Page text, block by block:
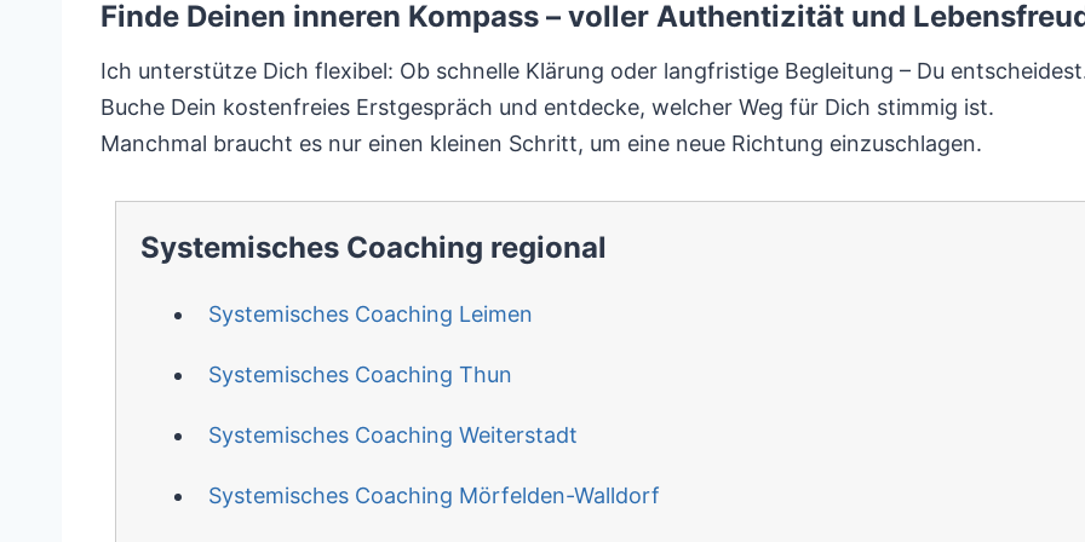
Finde Deinen inneren Kompass – voller Authentizität und
Ich unterstütze Dich flexibel: Ob schnelle Klärung oder langfristige Begleitung – Du
Buche Dein kostenfreies Erstgespräch und entdecke, welcher Weg für Dich stimmig ist.
Manchmal braucht es nur einen kleinen Schritt, um eine neue Richtung einzuschlagen.
Systemisches Coaching regional
Systemisches Coaching Leimen
Systemisches Coaching Thun
Systemisches Coaching Weiterstadt
Systemisches Coaching Mörfelden-Walldorf